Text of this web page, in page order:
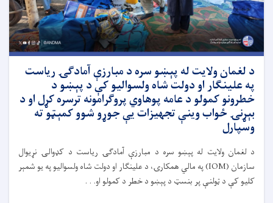
د لغمان ولایت له پېښو سره د مبارزې آمادګۍ ریاست
په علینګار او دولت شاه ولسوالیو کې د پېښو د
خطرونو کمولو د عامه پوهاوي پروګرامونه ترسره کړل او د
بېړنۍ ځواب وینې تجهیزات یې جوړو شوو کمېټو ته
وسپارل
د لغمان ولایت له پېښو سره د مبارزې آمادګۍ ریاست د کډوالۍ نړیوال
سازمان (IOM) په مالي همکارۍ، د علینګار او دولت شاه ولسوالیو په یو شمېر
کلیو کې د ټولنې پر بنسټ د پېښو د خطر د کمولو او. . .